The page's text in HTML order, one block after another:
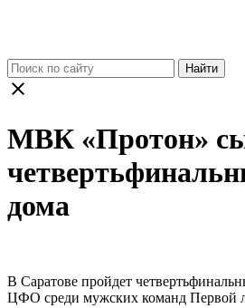
Найти
МВК «Протон»
дома
В Саратове пройдет
ЦФО среди мужских команд Первой